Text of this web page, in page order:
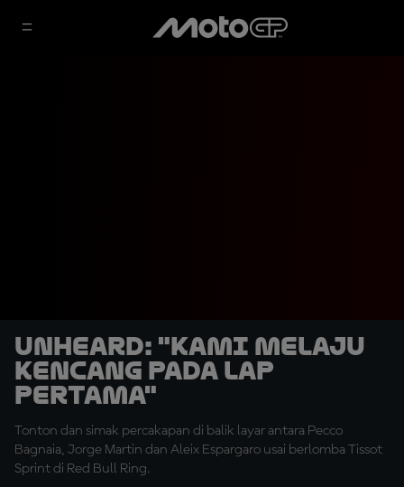
UNHEARD: "Kami Melaju
Kencang pada Lap
Pertama"
Tonton dan simak percakapan di balik layar antara Pecco
Bagnaia, Jorge Martin dan Aleix Espargaro usai berlomba Tissot
Sprint di Red Bull Ring.